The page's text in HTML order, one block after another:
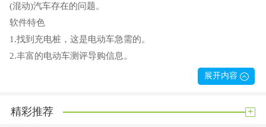
(混动)汽车存在的问题。
软件特色
1.找到充电桩，这是电动车急需的。
2.丰富的电动车测评导购信息。
emmm, 希望这次小升级，能让你满意一阵子~
展开内容
精彩推荐 +